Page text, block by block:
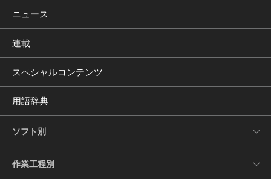
ニュース
連載
スペシャルコンテンツ
用語辞典
ソフト別
作業工程別